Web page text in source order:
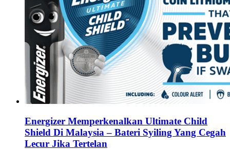
Energizer Memperkenalkan Ultimate Child
Shield Di Malaysia – Bateri Syiling Yang Cegah
Lecur Jika Tertelan